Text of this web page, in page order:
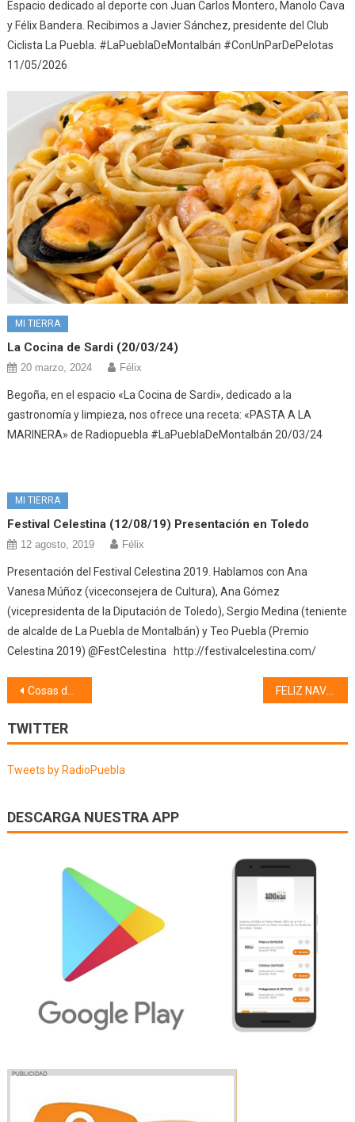
Espacio dedicado al deporte con Juan Carlos Montero, Manolo Cava
y Félix Bandera. Recibimos a Javier Sánchez, presidente del Club
Ciclista La Puebla. #LaPueblaDeMontalbán #ConUnParDePelotas
11/05/2026
MI TIERRA
La Cocina de Sardi (20/03/24)
20 marzo, 2024 Félix
Begoña, en el espacio «La Cocina de Sardi», dedicado a la
gastronomía y limpieza, nos ofrece una receta: «PASTA A LA
MARINERA» de Radiopuebla #LaPueblaDeMontalbán 20/03/24
MI TIERRA
Festival Celestina (12/08/19) Presentación en Toledo
12 agosto, 2019 Félix
Presentación del Festival Celestina 2019. Hablamos con Ana
Vanesa Múñoz (viceconsejera de Cultura), Ana Gómez
(vicepresidenta de la Diputación de Toledo), Sergio Medina (teniente
de alcalde de La Puebla de Montalbán) y Teo Puebla (Premio
Celestina 2019) @FestCelestina http://festivalcelestina.com/
Navegación
de
entradas
Cosas de mi pueblo, Coplillas y Apodos (23/12/25) FELIZ NAVIDAD
TWITTER
Tweets by RadioPuebla
DESCARGA NUESTRA APP